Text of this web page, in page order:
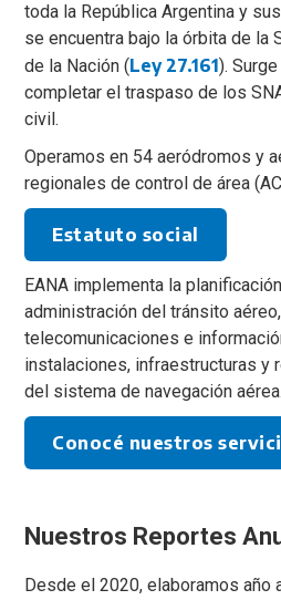
toda la República Argentina y
se encuentra bajo la órbita de la
de la Nación (Ley 27.161).
completar el traspaso de los
civil.
Operamos en 54 aeródromos y
regionales de control de área
Estatuto social
EANA implementa la
administración del tránsito
telecomunicaciones e
instalaciones, infraestructuras y
del sistema de navegación aérea.
Conocé nuestros
Nuestros Reportes
Desde el 2020, elaboramos año